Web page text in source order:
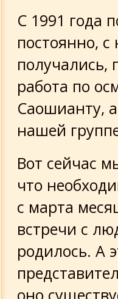
С 1991 года
постоянно,
получались,
работа по
Саошианту,
нашей
Вот сейчас
что
с марта
встречи с
родилось. А
оно